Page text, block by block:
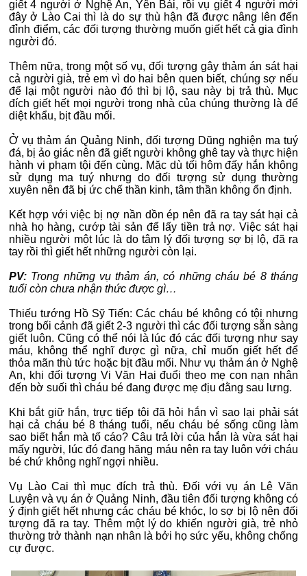
giết 4 người ở Nghệ An, Yên Bái, rồi vụ giết 4 người mới
đây ở Lào Cai thì là do sự thù hận đã được nâng lên đến
đỉnh điểm, các đối tượng thường muốn giết hết cả gia đình
người đó.
Thêm nữa, trong một số vụ, đối tượng gây thảm án sát hại
cả người già, trẻ em vì do hai bên quen biết, chúng sợ nếu
để lại một người nào đó thì bị lộ, sau này bị trả thù. Mục
đích giết hết mọi người trong nhà của chúng thường là để
diệt khẩu, bịt đầu mối.
Ở vụ thảm án Quảng Ninh, đối tượng Dũng nghiện ma tuý
đá, bị ảo giác nên đã giết người không ghê tay và thực hiện
hành vi phạm tội đến cùng. Mặc dù tối hôm đấy hắn không
sử dụng ma tuý nhưng do đối tượng sử dụng thường
xuyên nên đã bị ức chế thần kinh, tâm thần không ổn định.
Kết hợp với việc bị nợ nần dồn ép nên đã ra tay sát hại cả
nhà họ hàng, cướp tài sản để lấy tiền trả nợ. Việc sát hại
nhiều người một lúc là do tâm lý đối tượng sợ bị lộ, đã ra
tay rồi thì giết hết những người còn lại.
PV: Trong những vụ thảm án, có những cháu bé 8 tháng
tuổi còn chưa nhận thức được gì…
Thiếu tướng Hồ Sỹ Tiến: Các cháu bé không có tội nhưng
trong bối cảnh đã giết 2-3 người thì các đối tượng sẵn sàng
giết luôn. Cũng có thể nói là lúc đó các đối tượng như say
máu, không thể nghĩ được gì nữa, chỉ muốn giết hết để
thỏa mãn thù tức hoặc bịt đầu mối. Như vụ thảm án ở Nghệ
An, khi đối tượng Vi Văn Hai đuổi theo mẹ con nạn nhân
đến bờ suối thì cháu bé đang được mẹ địu đằng sau lưng.
Khi bắt giữ hắn, trực tiếp tôi đã hỏi hắn vì sao lại phải sát
hại cả cháu bé 8 tháng tuổi, nếu cháu bé sống cũng làm
sao biết hắn mà tố cáo? Câu trả lời của hắn là vừa sát hại
mấy người, lúc đó đang hăng máu nên ra tay luôn với cháu
bé chứ không nghĩ ngợi nhiều.
Vụ Lào Cai thì mục đích trả thù. Đối với vụ án Lê Văn
Luyện và vụ án ở Quảng Ninh, đầu tiên đối tượng không có
ý định giết hết nhưng các cháu bé khóc, lo sợ bị lộ nên đối
tượng đã ra tay. Thêm một lý do khiến người già, trẻ nhỏ
thường trở thành nạn nhân là bởi họ sức yếu, không chống
cự được.